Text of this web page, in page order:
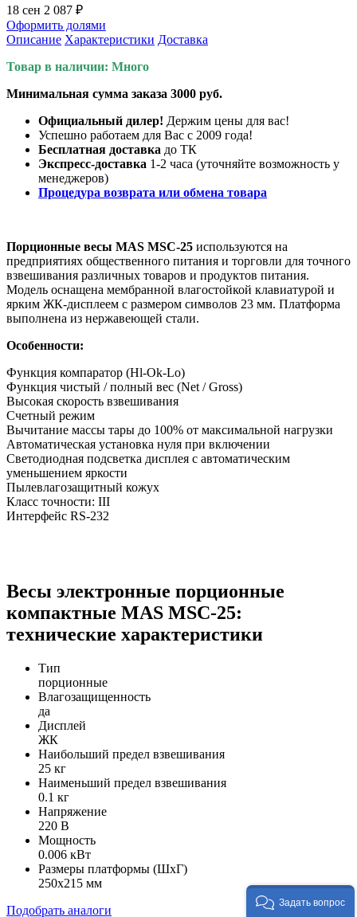
18 сен 2 087 ₽
Оформить долями
Описание Характеристики Доставка
Товар в наличии: Много
Минимальная сумма заказа 3000 руб.
Официальный дилер! Держим цены для вас!
Успешно работаем для Вас с 2009 года!
Бесплатная доставка до ТК
Экспресс-доставка 1-2 часа (уточняйте возможность у
менеджеров)
Процедура возврата или обмена товара
Порционные весы MAS MSC-25 используются на
предприятиях общественного питания и торговли для точного
взвешивания различных товаров и продуктов питания.
Модель оснащена мембранной влагостойкой клавиатурой и
ярким ЖК-дисплеем с размером символов 23 мм. Платформа
выполнена из нержавеющей стали.
Особенности:
Функция компаратор (Hl-Ok-Lo)
Функция чистый / полный вес (Net / Gross)
Высокая скорость взвешивания
Счетный режим
Вычитание массы тары до 100% от максимальной нагрузки
Автоматическая установка нуля при включении
Светодиодная подсветка дисплея с автоматическим
уменьшением яркости
Пылевлагозащитный кожух
Класс точности: III
Интерфейс RS-232
Весы электронные порционные
компактные MAS MSC-25:
технические характеристики
Тип
порционные
Влагозащищенность
да
Дисплей
ЖК
Наибольший предел взвешивания
25 кг
Наименьший предел взвешивания
0.1 кг
Напряжение
220 В
Мощность
0.006 кВт
Размеры платформы (ШxГ)
250х215 мм
Подобрать аналоги
Задать вопрос